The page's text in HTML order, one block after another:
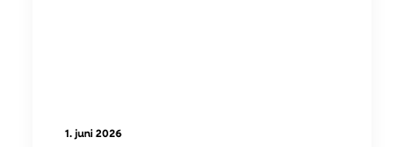
1. juni 2026